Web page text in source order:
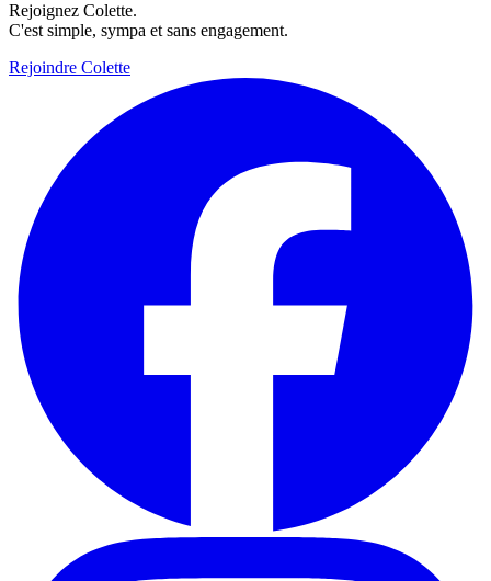
Rejoignez Colette.
C'est simple, sympa et sans engagement.
Rejoindre Colette